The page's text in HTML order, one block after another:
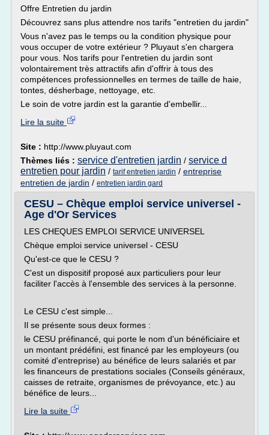
Offre Entretien du jardin
Découvrez sans plus attendre nos tarifs "entretien du jardin"
Vous n'avez pas le temps ou la condition physique pour
vous occuper de votre extérieur ? Pluyaut s'en chargera
pour vous. Nos tarifs pour l'entretien du jardin sont
volontairement très attractifs afin d'offrir à tous des
compétences professionnelles en termes de taille de haie,
tontes, désherbage, nettoyage, etc.
Le soin de votre jardin est la garantie d'embellir...
Lire la suite
Site : http://www.pluyaut.com
Thèmes liés : service d'entretien jardin / service d
entretien pour jardin / tarif entretien jardin / entreprise
entretien de jardin / entretien jardin gard
CESU – Chèque emploi service universel -
Age d'Or Services
LES CHEQUES EMPLOI SERVICE UNIVERSEL
Chèque emploi service universel - CESU
Qu'est-ce que le CESU ?
C'est un dispositif proposé aux particuliers pour leur
faciliter l'accès à l'ensemble des services à la personne.
Le CESU c'est simple...
Il se présente sous deux formes :
le CESU préfinancé, qui porte le nom d'un bénéficiaire et
un montant prédéfini, est financé par les employeurs (ou
comité d'entreprise) au bénéfice de leurs salariés et par
les financeurs de prestations sociales (Conseils généraux,
caisses de retraite, organismes de prévoyance, etc.) au
bénéfice de leurs...
Lire la suite